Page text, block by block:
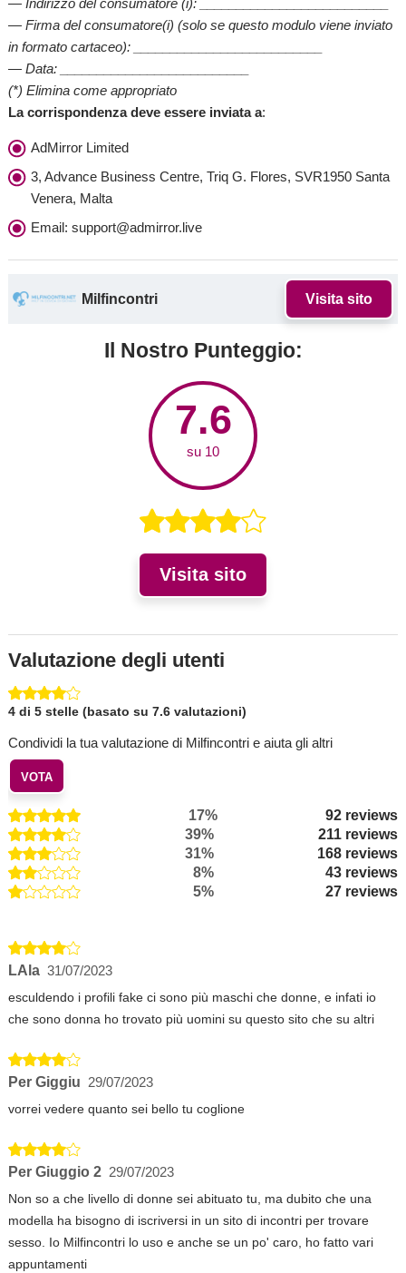
— Indirizzo del consumatore (i): __________________________
— Firma del consumatore(i) (solo se questo modulo viene inviato
in formato cartaceo): __________________________
— Data: __________________________
(*) Elimina come appropriato
La corrispondenza deve essere inviata a:
AdMirror Limited
3, Advance Business Centre, Triq G. Flores, SVR1950 Santa
Venera, Malta
Email: support@admirror.live
Milfincontri Visita sito
Il Nostro Punteggio:
7.6
su 10
Visita sito
Valutazione degli utenti
4 di 5 stelle (basato su 7.6 valutazioni)
Condividi la tua valutazione di Milfincontri e aiuta gli altri
VOTA
17%
92 reviews
39%
211 reviews
31%
168 reviews
8%
43 reviews
5%
27 reviews
LAla 31/07/2023
esculdendo i profili fake ci sono più maschi che donne, e infati io
che sono donna ho trovato più uomini su questo sito che su altri
Per Giggiu 29/07/2023
vorrei vedere quanto sei bello tu coglione
Per Giuggio 2 29/07/2023
Non so a che livello di donne sei abituato tu, ma dubito che una
modella ha bisogno di iscriversi in un sito di incontri per trovare
sesso. Io Milfincontri lo uso e anche se un po' caro, ho fatto vari
appuntamenti